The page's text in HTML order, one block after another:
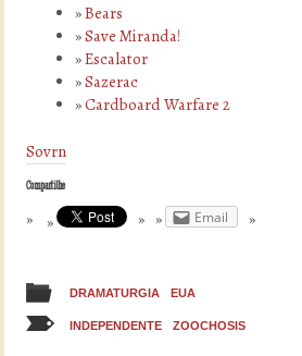
Bears
Save Miranda!
Escalator
Sazerac
Cardboard Warfare 2
Sovrn
Compartilhe
Email
DRAMATURGIA EUA
INDEPENDENTE ZOOCHOSIS